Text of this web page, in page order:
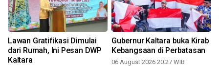
Lawan Gratifikasi Dimulai
dari Rumah, Ini Pesan DWP
Kaltara
Gubernur Kaltara buka Kirab
Kebangsaan di Perbatasan
06 August 2026 20:27 WIB